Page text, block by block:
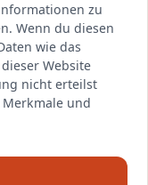
zu
Wenn du diesen
wie das
Website
nicht erteilst
und